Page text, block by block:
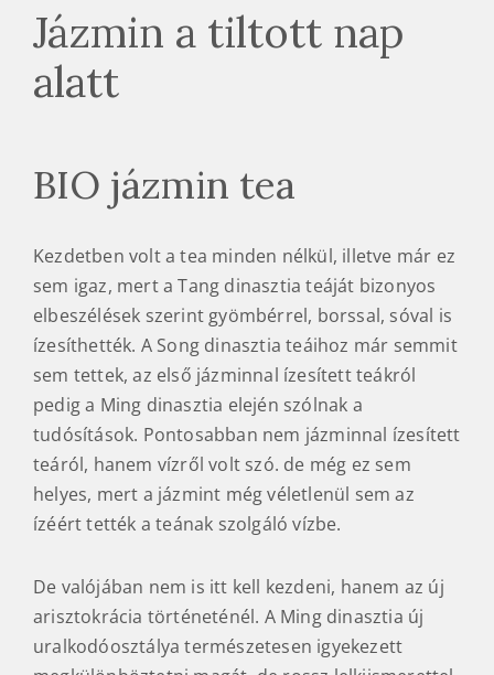
Jázmin a tiltott nap
alatt
BIO jázmin tea
Kezdetben volt a tea minden nélkül, illetve már ez
sem igaz, mert a Tang dinasztia teáját bizonyos
elbeszélések szerint gyömbérrel, borssal, sóval is
ízesíthették. A Song dinasztia teáihoz már semmit
sem tettek, az első jázminnal ízesített teákról
pedig a Ming dinasztia elején szólnak a
tudósítások. Pontosabban nem jázminnal ízesített
teáról, hanem vízről volt szó. de még ez sem
helyes, mert a jázmint még véletlenül sem az
ízéért tették a teának szolgáló vízbe.
De valójában nem is itt kell kezdeni, hanem az új
arisztokrácia történeténél. A Ming dinasztia új
uralkodóosztálya természetesen igyekezett
megkülönböztetni magát, de rossz lelkiismerettel,